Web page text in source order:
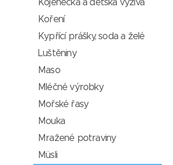
Kojenecká a dětská výživa
Koření
Kypřící prášky, soda a želé
Luštěniny
Maso
Mléčné výrobky
Mořské řasy
Mouka
Mražené potraviny
Müsli